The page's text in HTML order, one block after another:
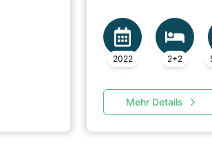
2022 2+2
Mehr Details